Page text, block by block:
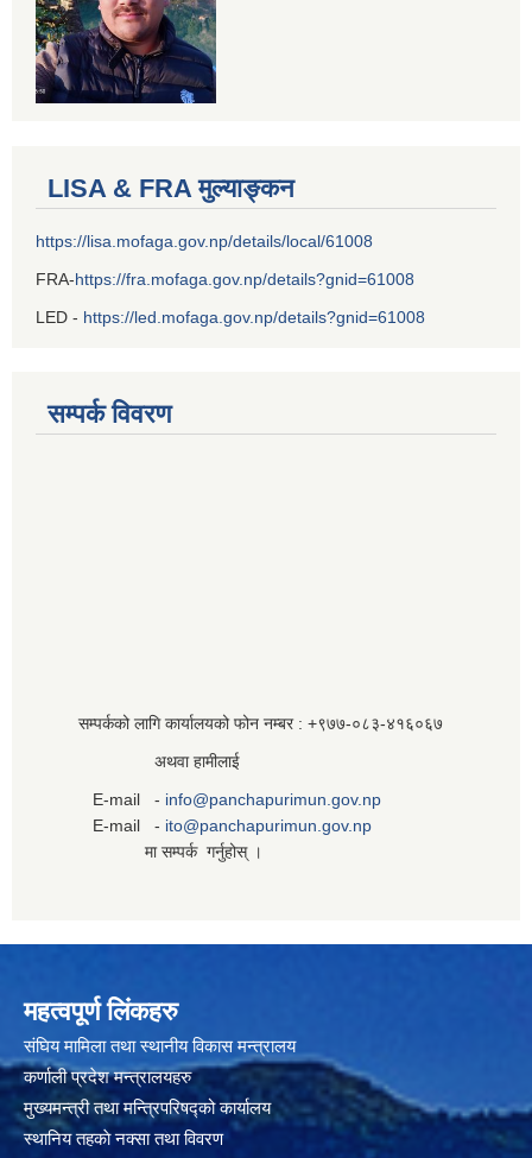
LISA & FRA मुल्याङ्कन
https://lisa.mofaga.gov.np/details/local/61008
FRA-https://fra.mofaga.gov.np/details?gnid=61008
LED - https://led.mofaga.gov.np/details?gnid=61008
सम्पर्क विवरण
सम्पर्कको लागि कार्यालयको फोन नम्बर : +९७७-०८३‍-४१६०६७
अथवा हामीलाई
E-mail - info@panchapurimun.gov.np
E-mail - ito@panchapurimun.gov.np
मा सम्पर्क गर्नुहोस् ।
महत्वपूर्ण लिंकहरु
संघिय मामिला तथा स्थानीय विकास मन्त्रालय
कर्णाली प्रदेश मन्त्रालयहरु
मुख्यमन्त्री तथा मन्त्रिपरिषद्को कार्यालय
स्थानिय तहकाे नक्सा तथा विवरण